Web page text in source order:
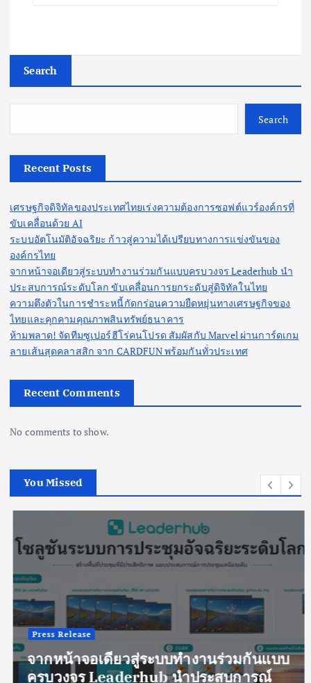
Search
Search
Recent Posts
เศรษฐกิจดิจิทัลของประเทศไทยเร่งความต้องการซอฟต์แวร์องค์กรที่
ขับเคลื่อนด้วย AI
ระบบอัตโนมัติอัจฉริยะ ก้าวสู่ความได้เปรียบทางการแข่งขันของ
องค์กรไทย
จากหน้าจอเดียวสู่ระบบทำงานร่วมกันแบบครบวงจร Leaderhub นำ
ประสบการณ์ระดับโลก ขับเคลื่อนการยกระดับสู่ดิจิทัลในไทย
ความตึงตัวในการชำระหนี้กัดกร่อนความยืดหยุ่นทางเศรษฐกิจของ
ไทยและคุกคามคุณภาพสินทรัพย์ธนาคาร
ห้ามพลาด! จัดทีมซูเปอร์ฮีโร่คนโปรด สัมผัสกับ Marvel ผ่านการ์ดเกม
ลายเส้นสุดคลาสสิก จาก CARDFUN พร้อมกันทั่วประเทศ
Recent Comments
No comments to show.
You Missed
Press Release
จากหน้าจอเดียวสู่ระบบทำงานร่วมกันแบบ
ครบวงจร Leaderhub นำประสบการณ์